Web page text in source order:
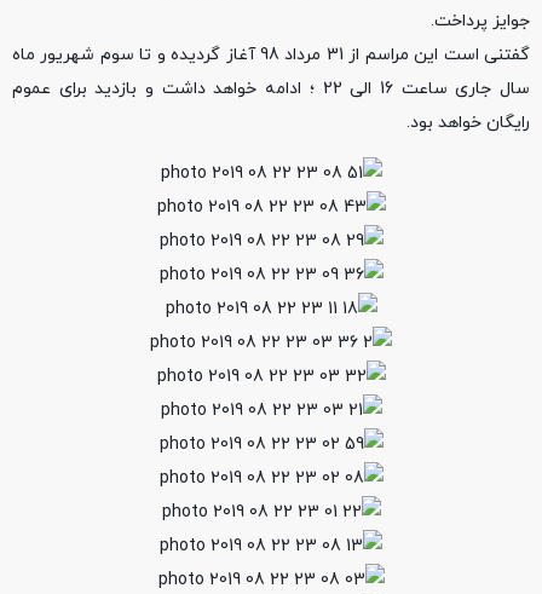
جوایز پرداخت.
گفتنی است این مراسم از 31 مرداد 98 آغاز گردیده و تا سوم شهریور ماه
سال جاری ساعت 16 الی 22 ؛ ادامه خواهد داشت و بازدید برای عموم
رایگان خواهد بود.